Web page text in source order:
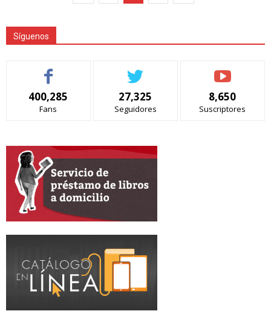
Síguenos
400,285
Fans
27,325
Seguidores
8,650
Suscriptores